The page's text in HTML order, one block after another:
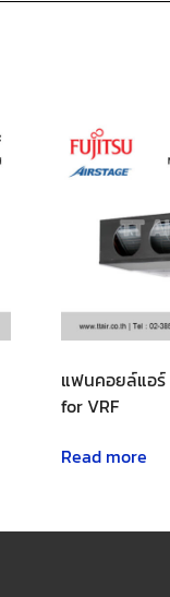
แฟนคอยล์แอร์
for VRF
Read more